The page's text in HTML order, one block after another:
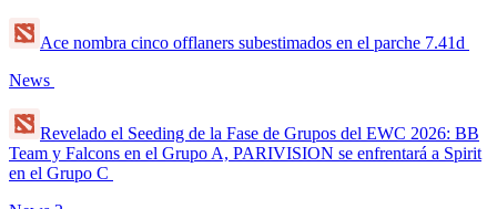
Ace nombra cinco offlaners subestimados en el parche 7.41d
News
Revelado el Seeding de la Fase de Grupos del EWC 2026: BB
Team y Falcons en el Grupo A, PARIVISION se enfrentará a Spirit
en el Grupo C